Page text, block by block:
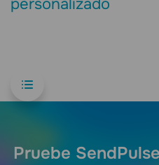
personalizado
Pruebe